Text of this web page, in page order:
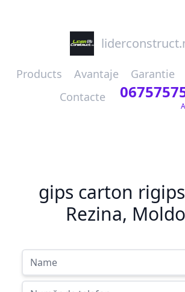
Products Avantaje Garantie
Contacte
gips carton
Rezina,